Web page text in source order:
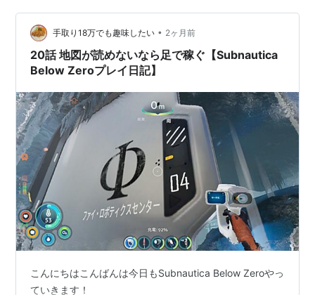
手取り18万でも趣味したい • 2ヶ月前
20話 地図が読めないなら足で稼ぐ【Subnautica
Below Zeroプレイ日記】
こんにちはこんばんは今日もSubnautica Below Zeroやっ
ていきます！